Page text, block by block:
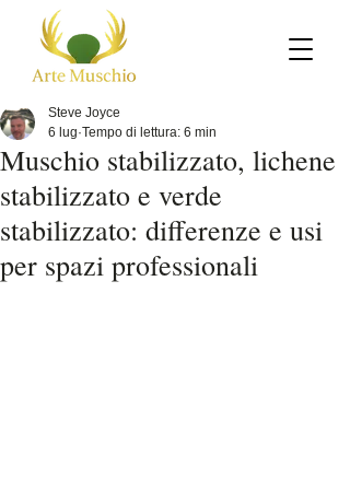
Muschio stabilizzato, lichene
stabilizzato e verde
stabilizzato: differenze e usi
per spazi professionali
Steve Joyce
6 lug Tempo di lettura: 6 min